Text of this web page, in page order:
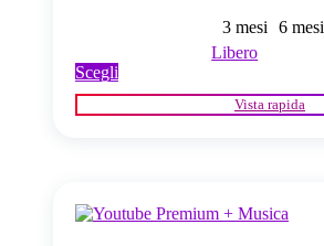
3 mesi 6 mesi
Libero
Scegli
prodotto
ha
possono
Vista rapida